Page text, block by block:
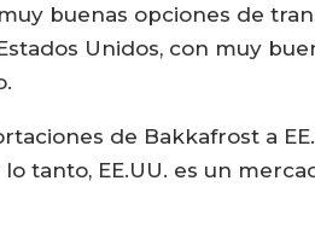
buenas opciones de
Unidos, con muy
de Bakkafrost a
lo tanto, EE.UU. es un